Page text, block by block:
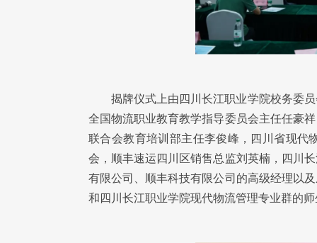
揭牌仪式上由四川长江职业学院校务委
全国物流职业教育教学指导委员会主任任豪
联合会教育培训部主任李俊峰，四川省现代
会，顺丰速运四川区销售总监刘英楠，四川
有限公司、顺丰科技有限公司的高级经理以
和四川长江职业学院现代物流管理专业群的